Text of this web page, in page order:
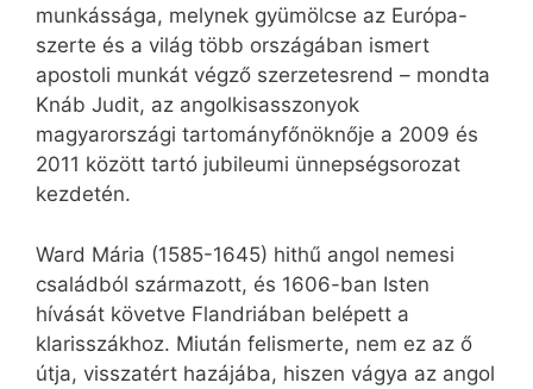
munkássága, melynek gyümölcse az Európa-
szerte és a világ több országában ismert
apostoli munkát végző szerzetesrend – mondta
Knáb Judit, az angolkisasszonyok
magyarországi tartományfőnöknője a 2009 és
2011 között tartó jubileumi ünnepségsorozat
kezdetén.
Ward Mária (1585-1645) hithű angol nemesi
családból származott, és 1606-ban Isten
hívását követve Flandriában belépett a
klarisszákhoz. Miután felismerte, nem ez az ő
útja, visszatért hazájába, hiszen vágya az angol